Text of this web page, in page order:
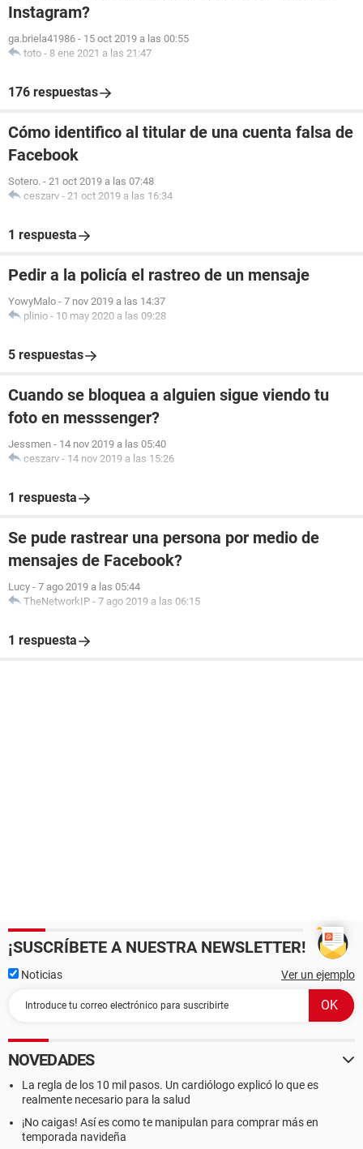
Instagram?
ga.briela41986 - 15 oct 2019 a las 00:55
toto - 8 ene 2021 a las 21:47
176 respuestas
Cómo identifico al titular de una cuenta falsa de
Facebook
Sotero. - 21 oct 2019 a las 07:48
ceszarv - 21 oct 2019 a las 16:34
1 respuesta
Pedir a la policía el rastreo de un mensaje
YowyMalo - 7 nov 2019 a las 14:37
plinio - 10 may 2020 a las 09:28
5 respuestas
Cuando se bloquea a alguien sigue viendo tu
foto en messsenger?
Jessmen - 14 nov 2019 a las 05:40
ceszarv - 14 nov 2019 a las 15:26
1 respuesta
Se pude rastrear una persona por medio de
mensajes de Facebook?
Lucy - 7 ago 2019 a las 05:44
TheNetworkIP - 7 ago 2019 a las 06:15
1 respuesta
¡SUSCRÍBETE A NUESTRA NEWSLETTER!
Noticias Ver un ejemplo
NOVEDADES
La regla de los 10 mil pasos. Un cardiólogo explicó lo que es
realmente necesario para la salud
¡No caigas! Así es como te manipulan para comprar más en
temporada navideña